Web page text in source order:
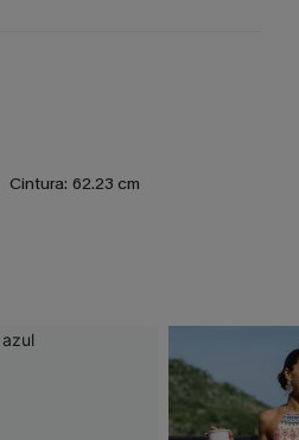
Cintura: 62.23 cm